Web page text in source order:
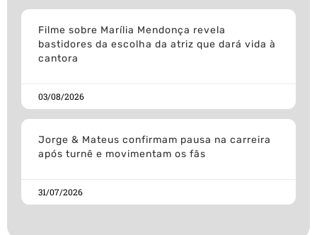
Filme sobre Marília Mendonça revela
bastidores da escolha da atriz que dará vida à
cantora
03/08/2026
Jorge & Mateus confirmam pausa na carreira
após turnê e movimentam os fãs
31/07/2026